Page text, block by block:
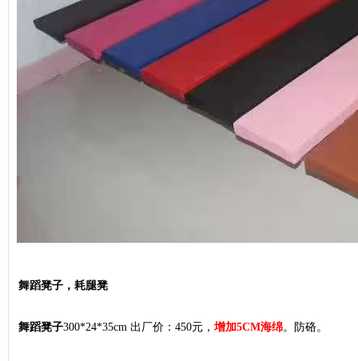
舞蹈凳子，耗腿凳
舞蹈凳子300*24*35cm 出厂价：450元， 增加5CM海绵。防硌。